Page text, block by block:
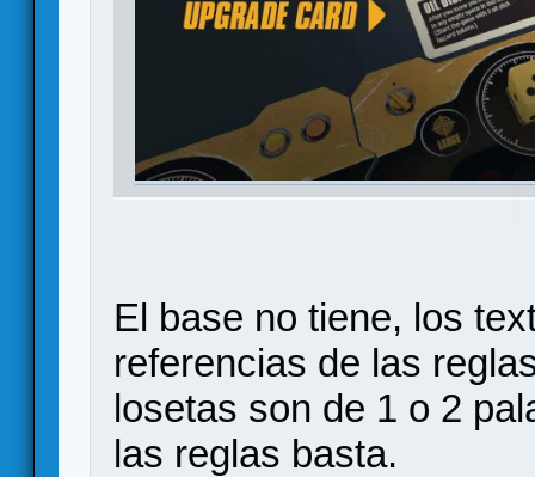
El base no tiene, los
referencias de las
losetas son de 1 o 2
las reglas basta.